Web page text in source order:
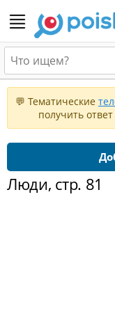
💬 Тематические
получить
Люди, стр. 81